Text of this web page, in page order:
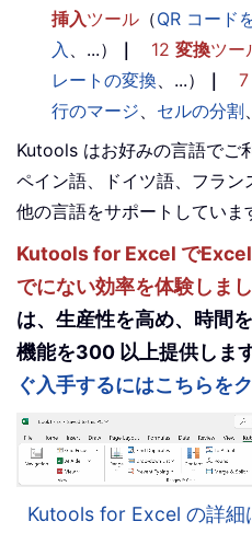
挿入ツール （QR コード
入
、...） ｜ 12 変換ツー
レートの変換 、...） ｜ 7
行のマージ
セルの分割
Kutools はお好みの言語でご
ペイン語、ドイツ語、フラ
他の言語をサポートしていま
Kutools for Excel で
でにない効率を体験しまし
は、生産性を高め、時間
機能を300 以上提供します
ぐ入手するにはこちらを
Kutools for Excel の詳細